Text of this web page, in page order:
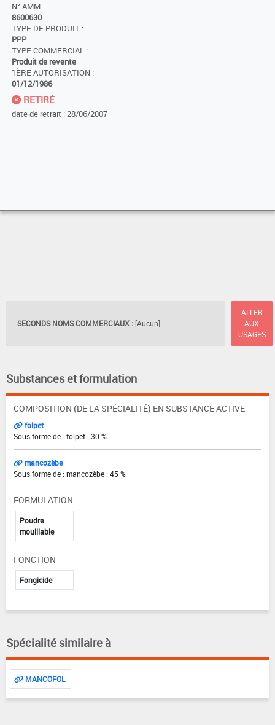
N° AMM
8600630
TYPE DE PRODUIT :
PPP
TYPE COMMERCIAL :
Produit de revente
1ÈRE AUTORISATION :
01/12/1986
RETIRÉ
date de retrait : 28/06/2007
SECONDS NOMS COMMERCIAUX : [Aucun]
ALLER
AUX
USAGES
Substances et formulation
COMPOSITION (DE LA SPÉCIALITÉ) EN SUBSTANCE ACTIVE
folpet
Sous forme de : folpet : 30 %
mancozèbe
Sous forme de : mancozèbe : 45 %
FORMULATION
Poudre
mouillable
FONCTION
Fongicide
Spécialité similaire à
MANCOFOL